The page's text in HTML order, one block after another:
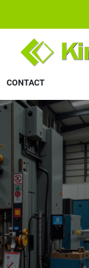
CONTACT